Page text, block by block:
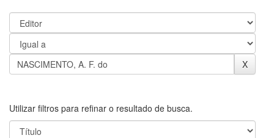
Utilizar filtros para refinar o resultado de busca.